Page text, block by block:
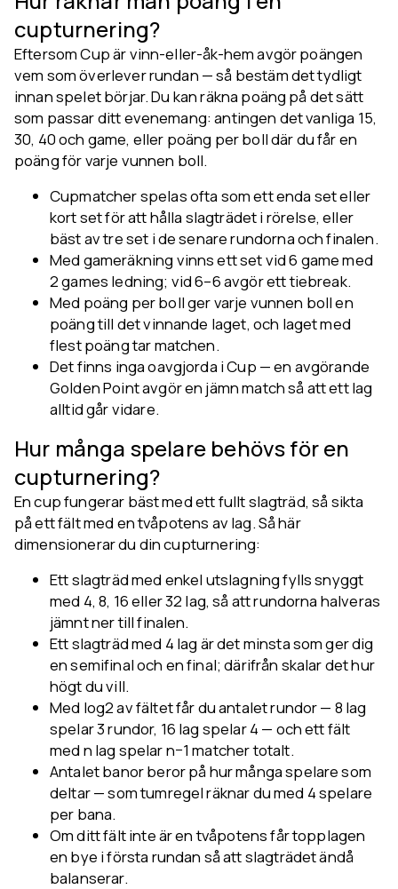
cupturnering?
Eftersom Cup är vinn-eller-åk-hem avgör poängen
vem som överlever rundan — så bestäm det tydligt
innan spelet börjar. Du kan räkna poäng på det sätt
som passar ditt evenemang: antingen det vanliga 15,
30, 40 och game, eller poäng per boll där du får en
poäng för varje vunnen boll.
Cupmatcher spelas ofta som ett enda set eller
kort set för att hålla slagträdet i rörelse, eller
bäst av tre set i de senare rundorna och finalen.
Med gameräkning vinns ett set vid 6 game med
2 games ledning; vid 6–6 avgör ett tiebreak.
Med poäng per boll ger varje vunnen boll en
poäng till det vinnande laget, och laget med
flest poäng tar matchen.
Det finns inga oavgjorda i Cup — en avgörande
Golden Point avgör en jämn match så att ett lag
alltid går vidare.
Hur många spelare behövs för en
cupturnering?
En cup fungerar bäst med ett fullt slagträd, så sikta
på ett fält med en tvåpotens av lag. Så här
dimensionerar du din cupturnering:
Ett slagträd med enkel utslagning fylls snyggt
med 4, 8, 16 eller 32 lag, så att rundorna halveras
jämnt ner till finalen.
Ett slagträd med 4 lag är det minsta som ger dig
en semifinal och en final; därifrån skalar det hur
högt du vill.
Med log2 av fältet får du antalet rundor — 8 lag
spelar 3 rundor, 16 lag spelar 4 — och ett fält
med n lag spelar n−1 matcher totalt.
Antalet banor beror på hur många spelare som
deltar — som tumregel räknar du med 4 spelare
per bana.
Om ditt fält inte är en tvåpotens får topplagen
en bye i första rundan så att slagträdet ändå
balanserar.